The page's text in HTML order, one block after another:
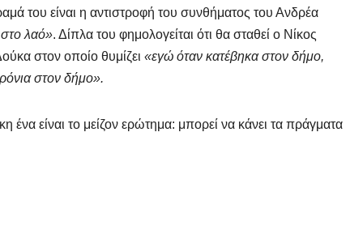
του είναι η αντιστροφή του συνθήματος του Ανδρέα
λαό». Δίπλα του φημολογείται ότι θα σταθεί ο Νίκος
στον οποίο θυμίζει «εγώ όταν κατέβηκα στον δήμο,
στον δήμο».
είναι το μείζον ερώτημα: μπορεί να κάνει τα πράγματα